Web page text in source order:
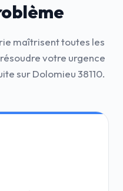
maîtrisent toutes les
votre urgence
sur Dolomieu 38110.